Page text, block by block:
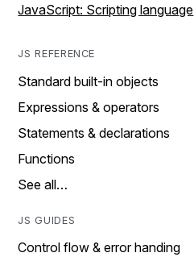
JavaScript: Scripting language
JS REFERENCE
Standard built-in objects
Expressions & operators
Statements & declarations
Functions
See all…
JS GUIDES
Control flow & error handing